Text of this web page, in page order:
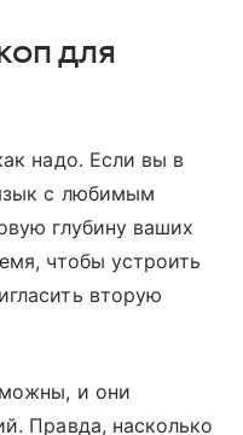
для
надо. Если вы в
с любимым
глубину ваших
чтобы устроить
вторую
и они
Правда, насколько